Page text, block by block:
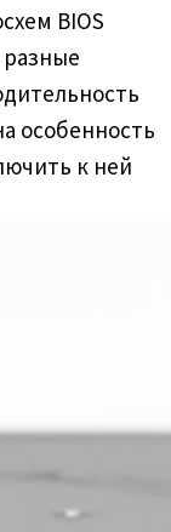
BIOS
особенность
к ней